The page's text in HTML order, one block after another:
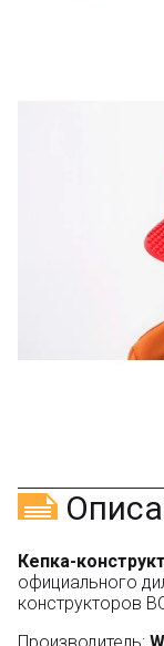
Кепка-
официального
конструкторов